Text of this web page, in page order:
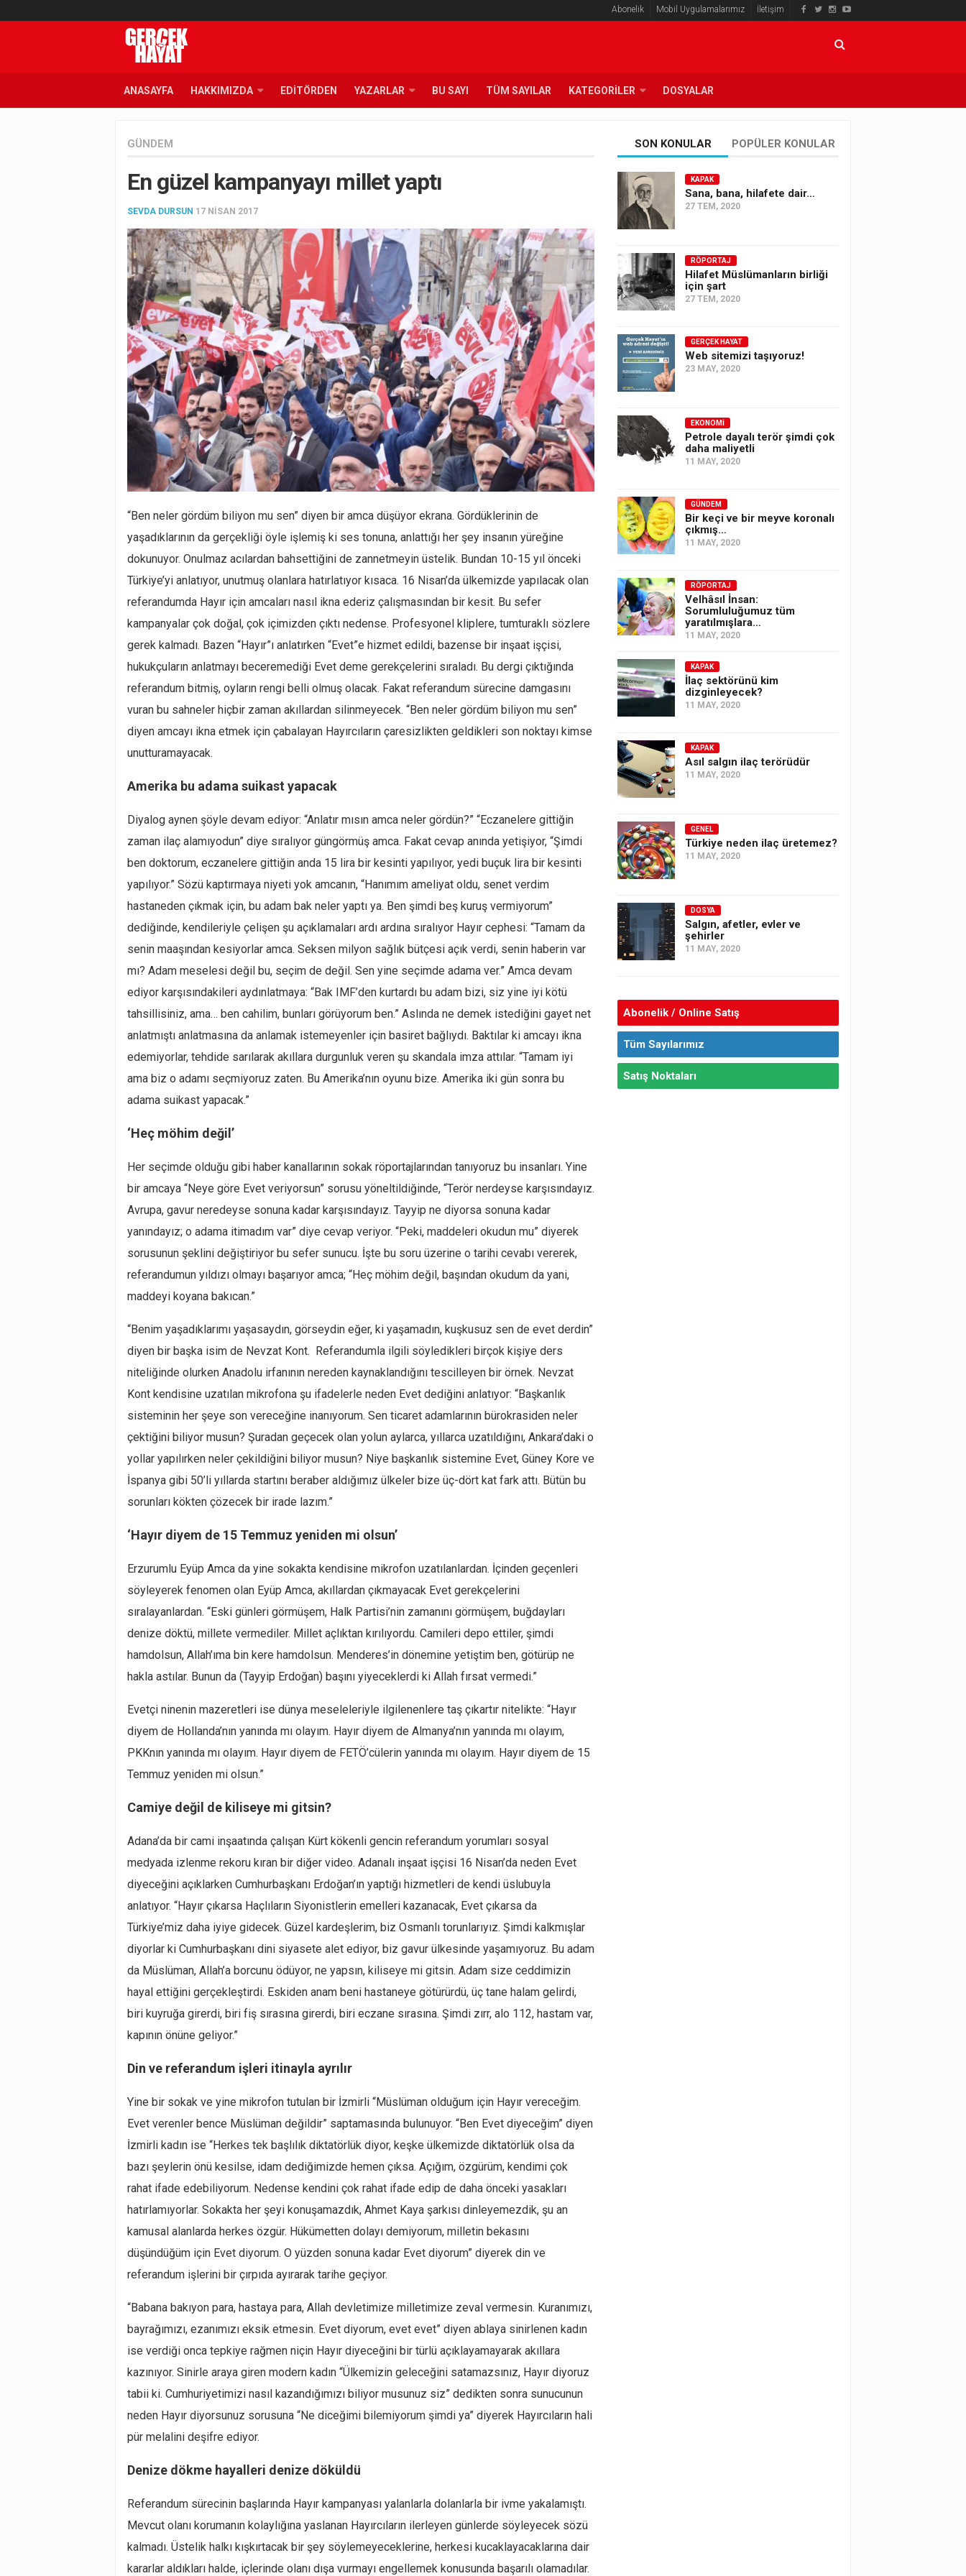
Abonelik Mobil Uygulamalarımız İletişim
ANASAYFA HAKKIMIZDA EDITÖRDEN YAZARLAR BU SAYI TÜM SAYILAR KATEGORILER DOSYALAR
GÜNDEM
En güzel kampanyayı millet yaptı
SEVDA DURSUN 17 NISAN 2017
“Ben neler gördüm biliyon mu sen” diyen bir amca düşüyor ekrana. Gördüklerinin de
yaşadıklarının da gerçekliği öyle işlemiş ki ses tonuna, anlattığı her şey insanın yüreğine
dokunuyor. Onulmaz acılardan bahsettiğini de zannetmeyin üstelik. Bundan 10-15 yıl önceki
Türkiye’yi anlatıyor, unutmuş olanlara hatırlatıyor kısaca. 16 Nisan’da ülkemizde yapılacak olan
referandumda Hayır için amcaları nasıl ikna ederiz çalışmasından bir kesit. Bu sefer
kampanyalar çok doğal, çok içimizden çıktı nedense. Profesyonel kliplere, tumturaklı sözlere
gerek kalmadı. Bazen “Hayır”ı anlatırken “Evet”e hizmet edildi, bazense bir inşaat işçisi,
hukukçuların anlatmayı beceremediği Evet deme gerekçelerini sıraladı. Bu dergi çıktığında
referandum bitmiş, oyların rengi belli olmuş olacak. Fakat referandum sürecine damgasını
vuran bu sahneler hiçbir zaman akıllardan silinmeyecek. “Ben neler gördüm biliyon mu sen”
diyen amcayı ikna etmek için çabalayan Hayırcıların çaresizlikten geldikleri son noktayı kimse
unutturamayacak.
Amerika bu adama suikast yapacak
Diyalog aynen şöyle devam ediyor: “Anlatır mısın amca neler gördün?” “Eczanelere gittiğin
zaman ilaç alamıyodun” diye sıralıyor güngörmüş amca. Fakat cevap anında yetişiyor, “Şimdi
ben doktorum, eczanelere gittiğin anda 15 lira bir kesinti yapılıyor, yedi buçuk lira bir kesinti
yapılıyor.” Sözü kaptırmaya niyeti yok amcanın, “Hanımım ameliyat oldu, senet verdim
hastaneden çıkmak için, bu adam bak neler yaptı ya. Ben şimdi beş kuruş vermiyorum”
dediğinde, kendileriyle çelişen şu açıklamaları ardı ardına sıralıyor Hayır cephesi: “Tamam da
senin maaşından kesiyorlar amca. Seksen milyon sağlık bütçesi açık verdi, senin haberin var
mı? Adam meselesi değil bu, seçim de değil. Sen yine seçimde adama ver.” Amca devam
ediyor karşısındakileri aydınlatmaya: “Bak IMF’den kurtardı bu adam bizi, siz yine iyi kötü
tahsillisiniz, ama… ben cahilim, bunları görüyorum ben.” Aslında ne demek istediğini gayet net
anlatmıştı anlatmasına da anlamak istemeyenler için basiret bağlıydı. Baktılar ki amcayı ikna
edemiyorlar, tehdide sarılarak akıllara durgunluk veren şu skandala imza attılar. “Tamam iyi
ama biz o adamı seçmiyoruz zaten. Bu Amerika’nın oyunu bize. Amerika iki gün sonra bu
adama suikast yapacak.”
‘Heç möhim değil’
Her seçimde olduğu gibi haber kanallarının sokak röportajlarından tanıyoruz bu insanları. Yine
bir amcaya “Neye göre Evet veriyorsun” sorusu yöneltildiğinde, “Terör nerdeyse karşısındayız.
Avrupa, gavur neredeyse sonuna kadar karşısındayız. Tayyip ne diyorsa sonuna kadar
yanındayız; o adama itimadım var” diye cevap veriyor. “Peki, maddeleri okudun mu” diyerek
sorusunun şeklini değiştiriyor bu sefer sunucu. İşte bu soru üzerine o tarihi cevabı vererek,
referandumun yıldızı olmayı başarıyor amca; “Heç möhim değil, başından okudum da yani,
maddeyi koyana bakıcan.”
“Benim yaşadıklarımı yaşasaydın, görseydin eğer, ki yaşamadın, kuşkusuz sen de evet derdin”
diyen bir başka isim de Nevzat Kont. Referandumla ilgili söyledikleri birçok kişiye ders
niteliğinde olurken Anadolu irfanının nereden kaynaklandığını tescilleyen bir örnek. Nevzat
Kont kendisine uzatılan mikrofona şu ifadelerle neden Evet dediğini anlatıyor: “Başkanlık
sisteminin her şeye son vereceğine inanıyorum. Sen ticaret adamlarının bürokrasiden neler
çektiğini biliyor musun? Şuradan geçecek olan yolun aylarca, yıllarca uzatıldığını, Ankara’daki o
yollar yapılırken neler çekildiğini biliyor musun? Niye başkanlık sistemine Evet, Güney Kore ve
İspanya gibi 50’li yıllarda startını beraber aldığımız ülkeler bize üç-dört kat fark attı. Bütün bu
sorunları kökten çözecek bir irade lazım.”
‘Hayır diyem de 15 Temmuz yeniden mi olsun’
Erzurumlu Eyüp Amca da yine sokakta kendisine mikrofon uzatılanlardan. İçinden geçenleri
söyleyerek fenomen olan Eyüp Amca, akıllardan çıkmayacak Evet gerekçelerini
sıralayanlardan. “Eski günleri görmüşem, Halk Partisi’nin zamanını görmüşem, buğdayları
denize döktü, millete vermediler. Millet açlıktan kırılıyordu. Camileri depo ettiler, şimdi
hamdolsun, Allah’ıma bin kere hamdolsun. Menderes’in dönemine yetiştim ben, götürüp ne
hakla astılar. Bunun da (Tayyip Erdoğan) başını yiyeceklerdi ki Allah fırsat vermedi.”
Evetçi ninenin mazeretleri ise dünya meseleleriyle ilgilenenlere taş çıkartır nitelikte: “Hayır
diyem de Hollanda’nın yanında mı olayım. Hayır diyem de Almanya’nın yanında mı olayım,
PKKnın yanında mı olayım. Hayır diyem de FETÖ’cülerin yanında mı olayım. Hayır diyem de 15
Temmuz yeniden mi olsun.”
Camiye değil de kiliseye mi gitsin?
Adana’da bir cami inşaatında çalışan Kürt kökenli gencin referandum yorumları sosyal
medyada izlenme rekoru kıran bir diğer video. Adanalı inşaat işçisi 16 Nisan’da neden Evet
diyeceğini açıklarken Cumhurbaşkanı Erdoğan’ın yaptığı hizmetleri de kendi üslubuyla
anlatıyor. “Hayır çıkarsa Haçlıların Siyonistlerin emelleri kazanacak, Evet çıkarsa da
Türkiye’miz daha iyiye gidecek. Güzel kardeşlerim, biz Osmanlı torunlarıyız. Şimdi kalkmışlar
diyorlar ki Cumhurbaşkanı dini siyasete alet ediyor, biz gavur ülkesinde yaşamıyoruz. Bu adam
da Müslüman, Allah’a borcunu ödüyor, ne yapsın, kiliseye mi gitsin. Adam size ceddimizin
hayal ettiğini gerçekleştirdi. Eskiden anam beni hastaneye götürürdü, üç tane halam gelirdi,
biri kuyruğa girerdi, biri fiş sırasına girerdi, biri eczane sırasına. Şimdi zırr, alo 112, hastam var,
kapının önüne geliyor.”
Din ve referandum işleri itinayla ayrılır
Yine bir sokak ve yine mikrofon tutulan bir İzmirli “Müslüman olduğum için Hayır vereceğim.
Evet verenler bence Müslüman değildir” saptamasında bulunuyor. “Ben Evet diyeceğim” diyen
İzmirli kadın ise “Herkes tek başlılık diktatörlük diyor, keşke ülkemizde diktatörlük olsa da
bazı şeylerin önü kesilse, idam dediğimizde hemen çıksa. Açığım, özgürüm, kendimi çok
rahat ifade edebiliyorum. Nedense kendini çok rahat ifade edip de daha önceki yasakları
hatırlamıyorlar. Sokakta her şeyi konuşamazdık, Ahmet Kaya şarkısı dinleyemezdik, şu an
kamusal alanlarda herkes özgür. Hükümetten dolayı demiyorum, milletin bekasını
düşündüğüm için Evet diyorum. O yüzden sonuna kadar Evet diyorum” diyerek din ve
referandum işlerini bir çırpıda ayırarak tarihe geçiyor.
“Babana bakıyon para, hastaya para, Allah devletimize milletimize zeval vermesin. Kuranımızı,
bayrağımızı, ezanımızı eksik etmesin. Evet diyorum, evet evet” diyen ablaya sinirlenen kadın
ise verdiği onca tepkiye rağmen niçin Hayır diyeceğini bir türlü açıklayamayarak akıllara
kazınıyor. Sinirle araya giren modern kadın “Ülkemizin geleceğini satamazsınız, Hayır diyoruz
tabii ki. Cumhuriyetimizi nasıl kazandığımızı biliyor musunuz siz” dedikten sonra sunucunun
neden Hayır diyorsunuz sorusuna “Ne diceğimi bilemiyorum şimdi ya” diyerek Hayırcıların hali
pür melalini deşifre ediyor.
Denize dökme hayalleri denize döküldü
Referandum sürecinin başlarında Hayır kampanyası yalanlarla dolanlarla bir ivme yakalamıştı.
Mevcut olanı korumanın kolaylığına yaslanan Hayırcıların ilerleyen günlerde söyleyecek sözü
kalmadı. Üstelik halkı kışkırtacak bir şey söylemeyeceklerine, herkesi kucaklayacaklarına dair
kararlar aldıkları halde, içlerinde olanı dışa vurmayı engellemek konusunda başarılı olamadılar.
SON KONULAR POPÜLER KONULAR
KAPAK
Sana, bana, hilafete dair…
27 TEM, 2020
RÖPORTAJ
Hilafet Müslümanların birliği
için şart
27 TEM, 2020
GERÇEK HAYAT
Web sitemizi taşıyoruz!
23 MAY, 2020
EKONOMI
Petrole dayalı terör şimdi çok
daha maliyetli
11 MAY, 2020
GÜNDEM
Bir keçi ve bir meyve koronalı
çıkmış…
11 MAY, 2020
RÖPORTAJ
Velhâsıl İnsan:
Sorumluluğumuz tüm
yaratılmışlara…
11 MAY, 2020
KAPAK
İlaç sektörünü kim
dizginleyecek?
11 MAY, 2020
KAPAK
Asıl salgın ilaç terörüdür
11 MAY, 2020
GENEL
Türkiye neden ilaç üretemez?
11 MAY, 2020
DOSYA
Salgın, afetler, evler ve
şehirler
11 MAY, 2020
Abonelik / Online Satış
Tüm Sayılarımız
Satış Noktaları